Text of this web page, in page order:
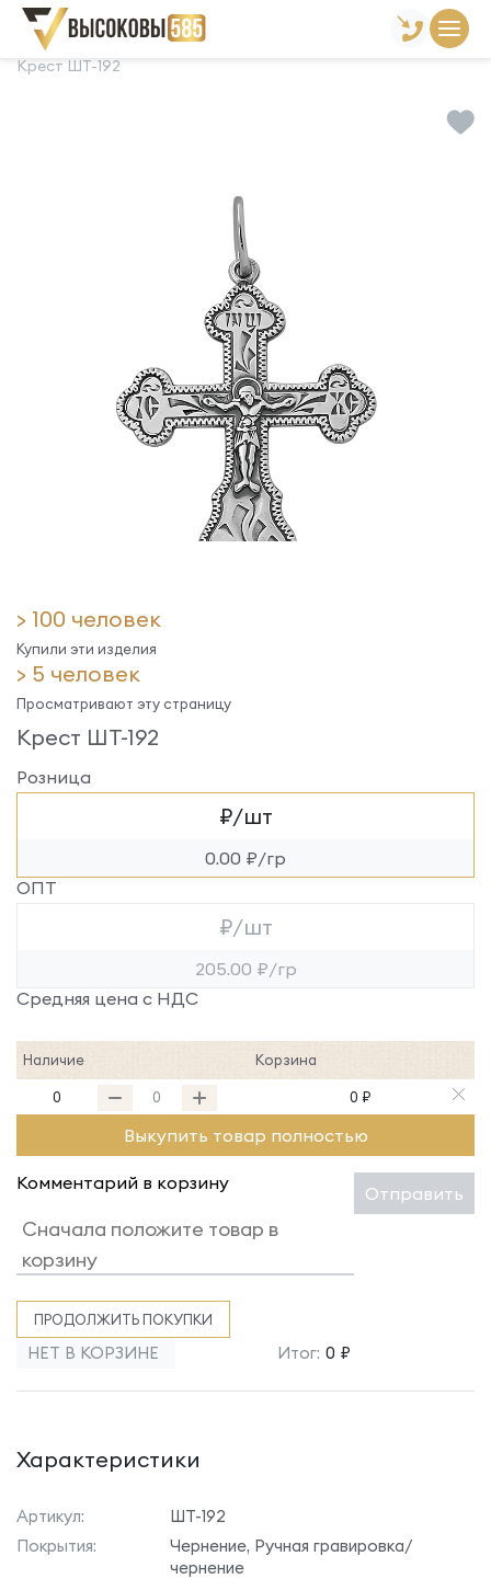
Главная Склад готовой продукции
Крест ШТ-192
> 100 человек
Купили эти изделия
> 5 человек
Просматривают эту страницу
Крест ШТ-192
Розница
₽/шт
0.00 ₽/гр
ОПТ
₽/шт
205.00 ₽/гр
Средняя цена с НДС
Наличие Корзина
0 0 ₽
Выкупить товар полностью
Комментарий в корзину Отправить
ПРОДОЛЖИТЬ ПОКУПКИ
НЕТ В КОРЗИНЕ Итог: 0 ₽
Характеристики
Артикул:
ШТ-192
Покрытия:
Чернение, Ручная гравировка/
чернение